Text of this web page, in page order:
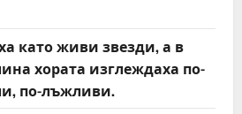
като живи звезди, а в
хората изглеждаха по-
по-лъжливи.